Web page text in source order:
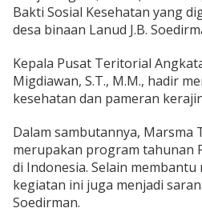
a
n
n
K
e
s
h
a
t
a
n
Bakti Sosial Kesehatan yang
desa binaan Lanud J.B.
Kepala Pusat Teritorial
Migdiawan, S.T., M.M., hadir
kesehatan dan pameran
Dalam sambutannya, Marsma
merupakan program tahunan
di Indonesia. Selain
kegiatan ini juga menjadi
Soedirman.